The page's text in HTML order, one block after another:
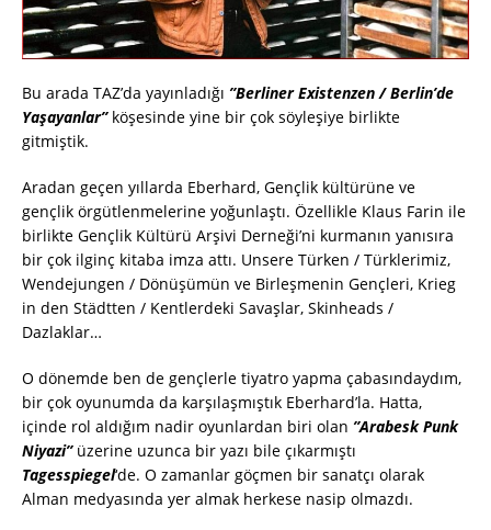
Bu arada TAZ’da yayınladığı ”Berliner Existenzen / Berlin’de
Yaşayanlar” köşesinde yine bir çok söyleşiye birlikte
gitmiştik.
Aradan geçen yıllarda Eberhard, Gençlik kültürüne ve
gençlik örgütlenmelerine yoğunlaştı. Özellikle Klaus Farin ile
birlikte Gençlik Kültürü Arşivi Derneği’ni kurmanın yanısıra
bir çok ilginç kitaba imza attı. Unsere Türken / Türklerimiz,
Wendejungen / Dönüşümün ve Birleşmenin Gençleri, Krieg
in den Städtten / Kentlerdeki Savaşlar, Skinheads /
Dazlaklar…
O dönemde ben de gençlerle tiyatro yapma çabasındaydım,
bir çok oyunumda da karşılaşmıştık Eberhard’la. Hatta,
içinde rol aldığım nadir oyunlardan biri olan ”Arabesk Punk
Niyazi” üzerine uzunca bir yazı bile çıkarmıştı
Tagesspiegel‘de. O zamanlar göçmen bir sanatçı olarak
Alman medyasında yer almak herkese nasip olmazdı.